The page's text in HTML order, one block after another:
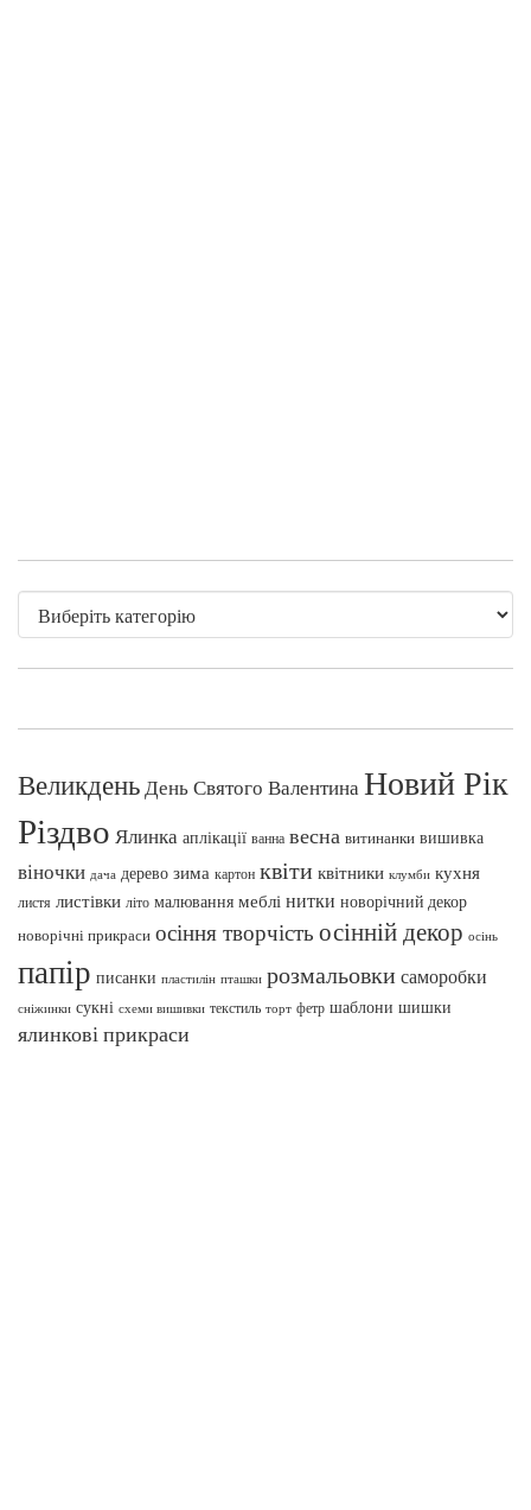
ВеликденьДень Святого ВалентинаНовий Рік
Різдво Ялинка аплікації ванна весна витинанки вишивка
віночки дача дерево зима картон квіти квітники клумби кухня
листя листівки літо малювання меблі нитки новорічний декор
новорічні прикраси осіння творчість осінній декор осінь
папір писанки пластилін пташки розмальовки саморобки
сніжинки сукні схеми вишивки текстиль торт фетр шаблони шишки
ялинкові прикраси